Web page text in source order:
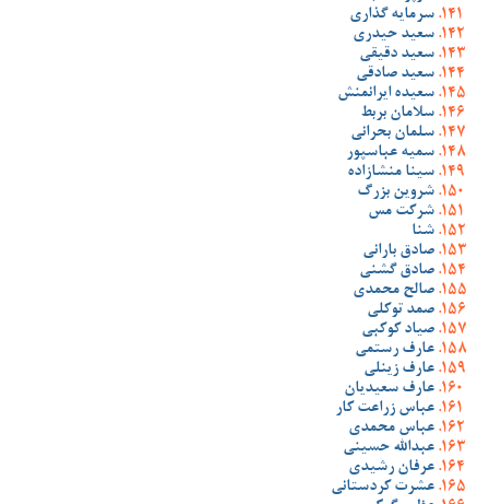
سرمایه گذاری
سعید حیدری
سعید دقیقی
سعید صادقی
سعیده ایرانمنش
سلامان بربط
سلمان بحرانی
سمیه عباسپور
سینا منشازاده
شروین بزرگ
شرکت مس
شنا
صادق بارانی
صادق گشنی
صالح محمدی
صمد توکلی
صیاد کوکبی
عارف رستمی
عارف زینلی
عارف سعیدیان
عباس زراعت کار
عباس محمدی
عبدالله حسینی
عرفان رشیدی
عشرت کردستانی